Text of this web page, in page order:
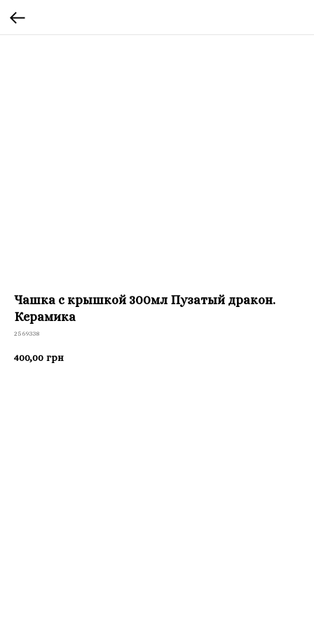
Чашка с крышкой 300мл Пузатый дракон.
Керамика
2569338
400,00 грн